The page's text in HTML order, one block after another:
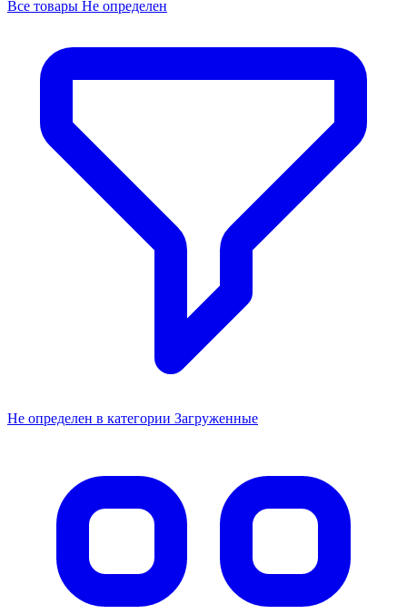
Все товары Не определен
Не определен в категории Загруженные